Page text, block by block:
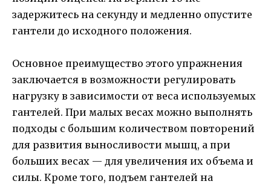
задержитесь на секунду и медленно опустите
гантели до исходного положения.
Основное преимущество этого упражнения
заключается в возможности регулировать
нагрузку в зависимости от веса используемых
гантелей. При малых весах можно выполнять
подходы с большим количеством повторений
для развития выносливости мышц, а при
больших весах — для увеличения их объема и
силы. Кроме того, подъем гантелей на